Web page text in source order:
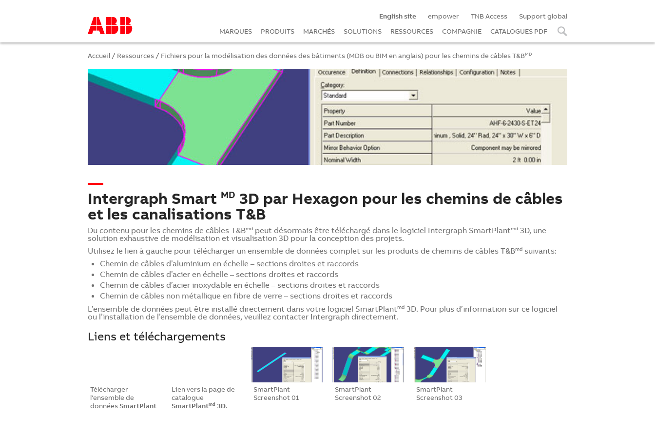
English site empower TNB Access
Support global
MARQUES
PRODUITS MARCHÉS SOLUTIONS RESSOURCES COMPAGNIE CATALOGUES PDF
Accueil / Ressources / Fichiers pour la modélisation des données des bâtiments (MDB ou BIM en anglais) pour les chemins de câbles T&BMD
Intergraph Smart MD 3D par Hexagon pour les chemins de câbles
et les canalisations T&B
Du contenu pour les chemins de câbles T&Bmd peut désormais être téléchargé dans le logiciel Intergraph SmartPlantmd 3D, une
solution exhaustive de modélisation et visualisation 3D pour la conception des projets.
Utilisez le lien à gauche pour télécharger un ensemble de données complet sur les produits de chemins de câbles T&Bmd suivants:
Chemin de câbles d’aluminium en échelle – sections droites et raccords
Chemin de câbles d’acier en échelle – sections droites et raccords
Chemin de câbles d’acier inoxydable en échelle – sections droites et raccords
Chemin de câbles non métallique en fibre de verre – sections droites et raccords
L’ensemble de données peut être installé directement dans votre logiciel SmartPlantmd 3D. Pour plus d’information sur ce logiciel
ou l’installation de l’ensemble de données, veuillez contacter Intergraph directement.
Liens et téléchargements
Télécharger
l'ensemble de
donnéesSmartPlant
Lien vers la page de
catalogue
SmartPlantmd 3D.
SmartPlant
Screenshot 01
SmartPlant
Screenshot 02
SmartPlant
Screenshot 03